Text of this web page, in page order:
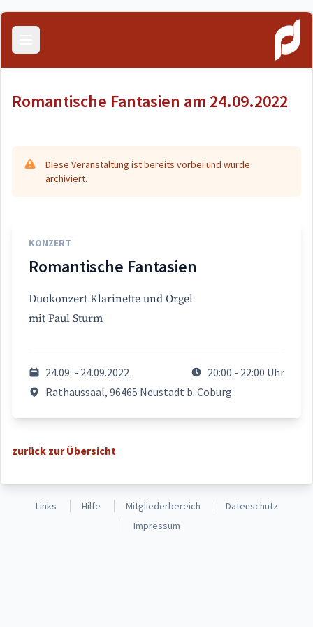
Menü öffnen
Romantische Fantasien am 24.09.2022
Diese Veranstaltung ist bereits vorbei und wurde
archiviert.
KONZERT
Romantische Fantasien
Duokonzert Klarinette und Orgel
mit Paul Sturm
24.09. - 24.09.2022
20:00 - 22:00 Uhr
Rathaussaal, 96465 Neustadt b. Coburg
zurück zur Übersicht
Links Hilfe Mitgliederbereich
Datenschutz
Impressum